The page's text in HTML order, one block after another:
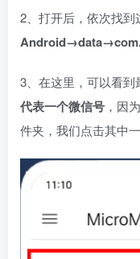
2、打开后，依次找到
3、在这里，可以看到
代表一个微信号 ，因
件夹，我们点击其中